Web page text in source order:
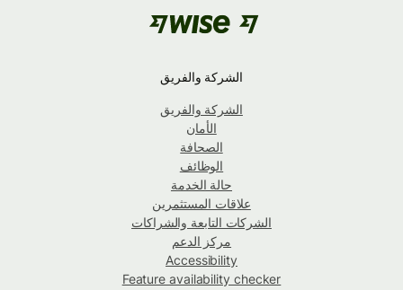
الشركة والفريق
الشركة والفريق
الأمان
الصحافة
الوظائف
حالة الخدمة
علاقات المستثمرين
الشركات التابعة والشراكات
مركز الدعم
Accessibility
Feature availability checker